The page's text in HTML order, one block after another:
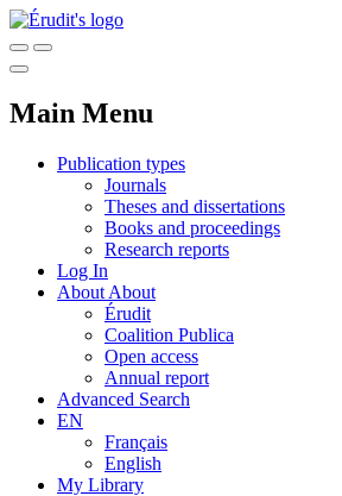
Main Menu
Publication types
Journals
Theses and dissertations
Books and proceedings
Research reports
Log In
About About
Érudit
Coalition Publica
Open access
Annual report
Advanced Search
EN
Français
English
My Library